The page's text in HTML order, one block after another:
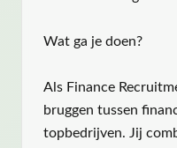
Wat ga je doen?
Als Finance
bruggen tussen
topbedrijven. Jij